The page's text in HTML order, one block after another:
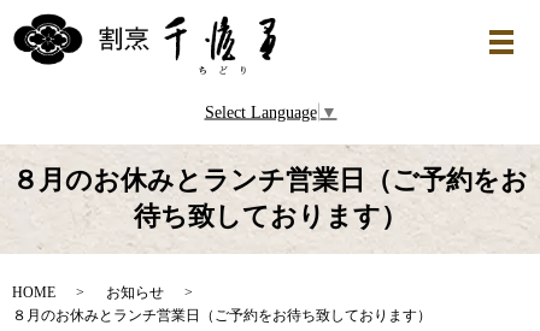
Select Language ▼
８月のお休みとランチ営業日（ご予約をお
待ち致しております）
HOME
お知らせ
８月のお休みとランチ営業日（ご予約をお待ち致しております）